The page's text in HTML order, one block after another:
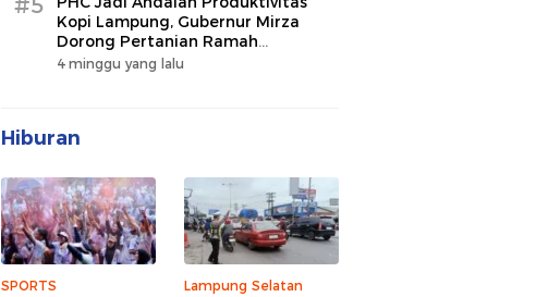
#5
Kopi Lampung, Gubernur Mirza
Dorong Pertanian Ramah
Lingkungan
4 minggu yang lalu
Hiburan
SPORTS Lampung Selatan